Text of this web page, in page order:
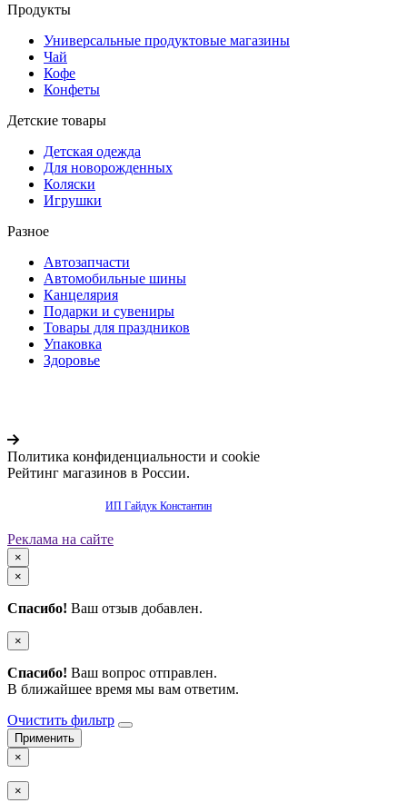
Продукты
Универсальные продуктовые магазины
Чай
Кофе
Конфеты
Детские товары
Детская одежда
Для новорожденных
Коляски
Игрушки
Разное
Автозапчасти
Автомобильные шины
Канцелярия
Подарки и сувениры
Товары для праздников
Упаковка
Здоровье
Политика конфиденциальности и cookie
Рейтинг магазинов в России.
ИП Гайдук Константин
Реклама на сайте
×
×
Спасибо! Ваш отзыв добавлен.
×
Спасибо! Ваш вопрос отправлен.
В ближайшее время мы вам ответим.
Очистить фильтр
×
×